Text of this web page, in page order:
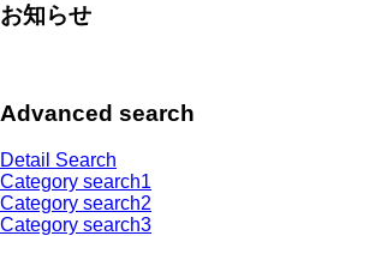
お知らせ
Advanced search
Detail Search
Category search1
Category search2
Category search3